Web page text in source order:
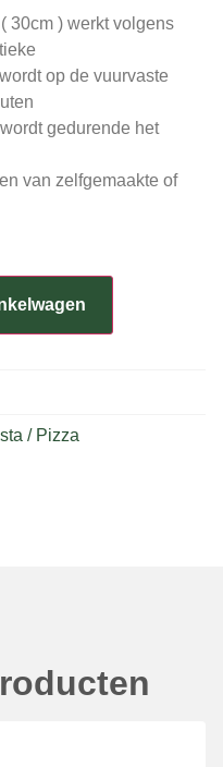
30cm ) werkt volgens
op de vuurvaste
gedurende het
van zelfgemaakte of
/ Pizza